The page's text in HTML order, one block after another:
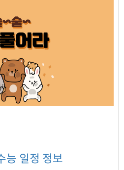
능 일정 정보